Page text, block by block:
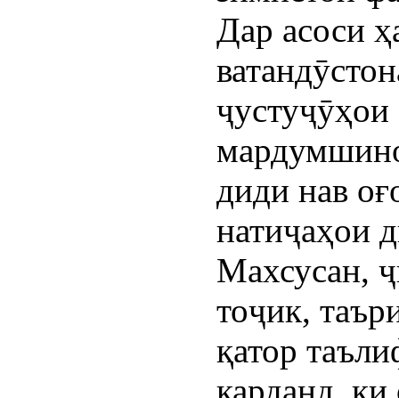
Дар асоси
диди нав
натиҷаҳои
Махсусан,
тоҷик,
қатор
карданд, ки